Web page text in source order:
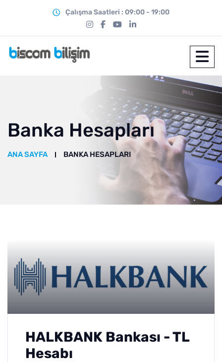
Çalışma Saatleri : 09:00 - 19:00
Banka Hesapları
ANA SAYFA BANKA HESAPLARI
HALKBANK Bankası - TL
Hesabı